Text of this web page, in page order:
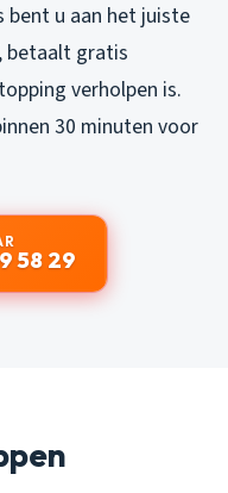
u aan het juiste
betaalt gratis
verholpen is.
30 minuten voor
58 29